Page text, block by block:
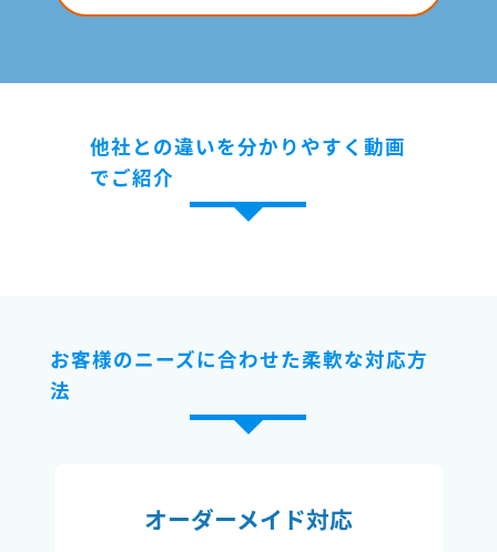
他社との違いを分かりやすく動画
でご紹介
お客様のニーズに合わせた柔軟な対応方
法
オーダーメイド対応